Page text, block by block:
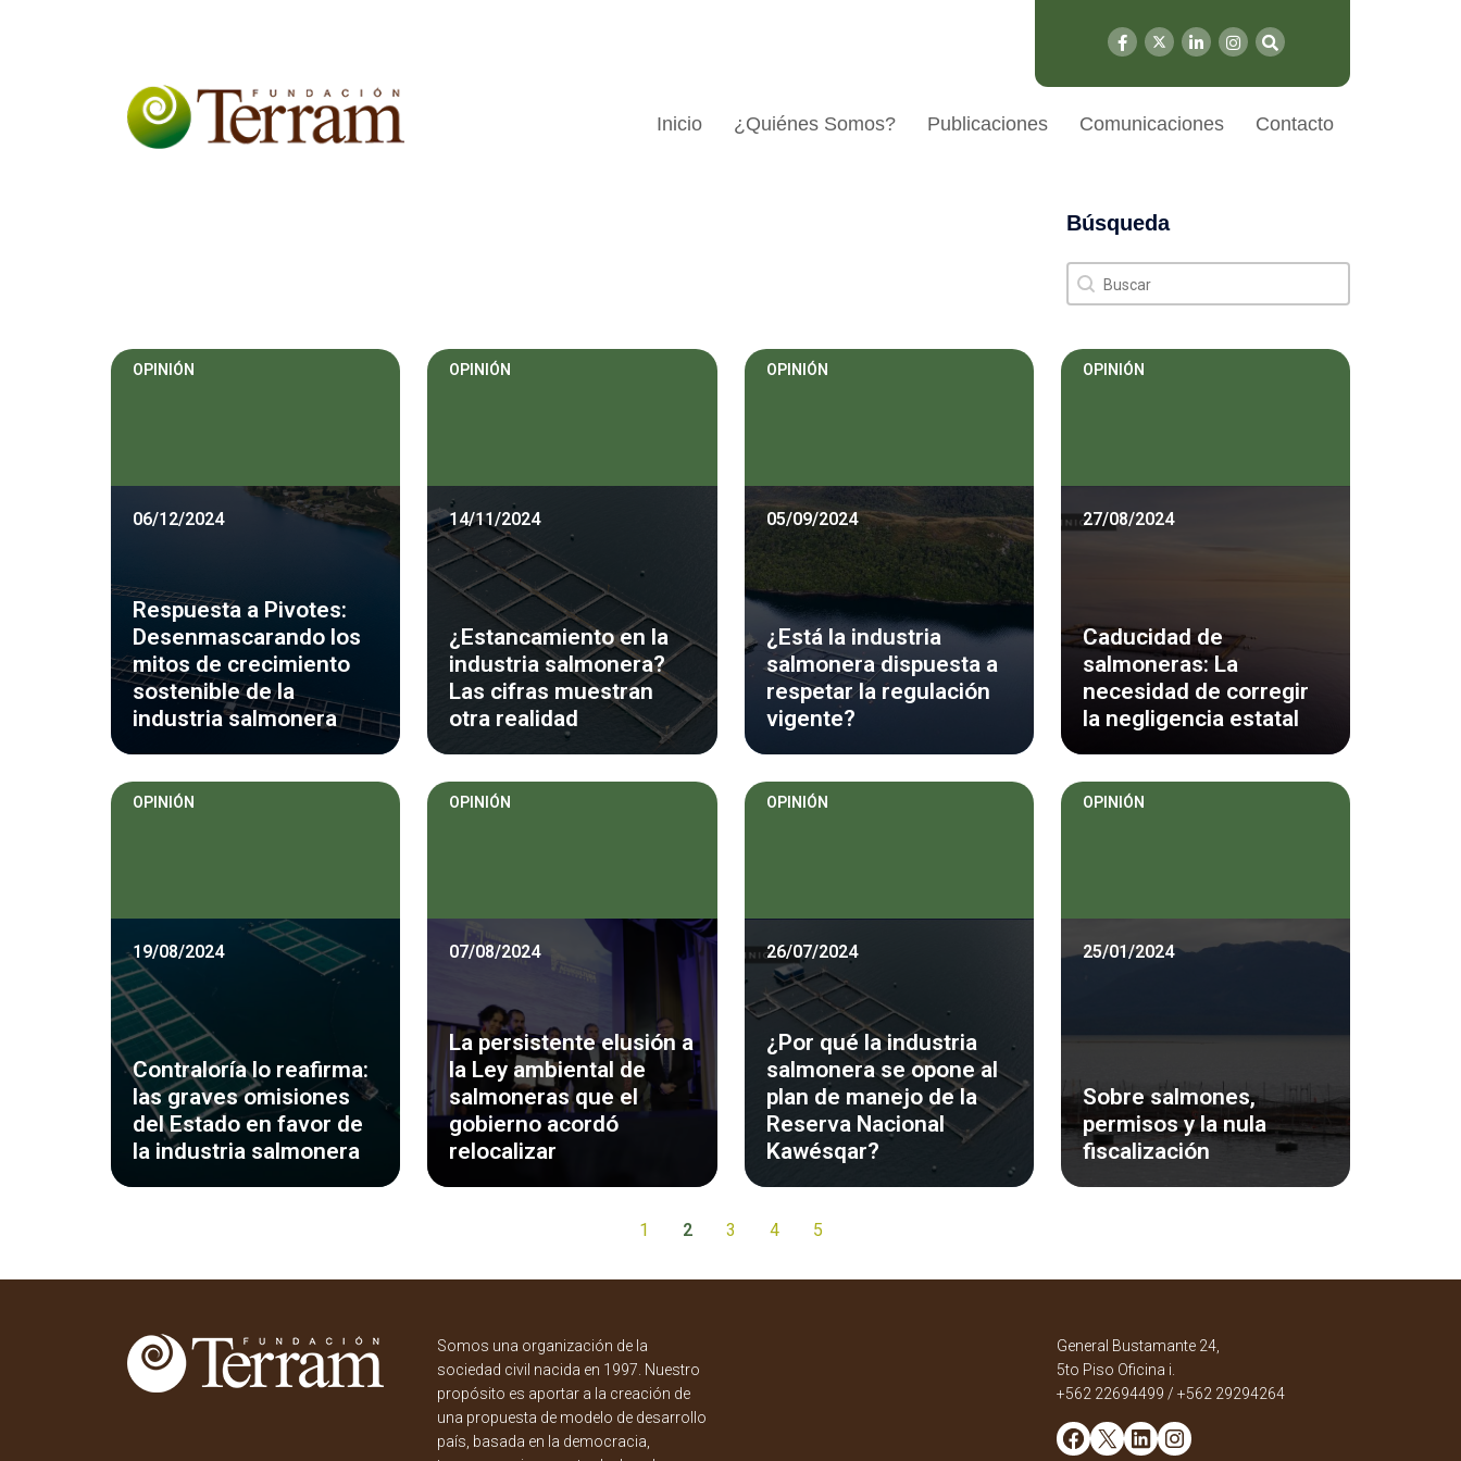
Inicio ¿Quiénes Somos? Publicaciones Comunicaciones Contacto
Búsqueda
Búsqueda
Búsqueda
OPINIÓN
06/12/2024
Respuesta a Pivotes:
Desenmascarando los
mitos de crecimiento
sostenible de la
industria salmonera
OPINIÓN
14/11/2024
¿Estancamiento en la
industria salmonera?
Las cifras muestran
otra realidad
OPINIÓN
05/09/2024
¿Está la industria
salmonera dispuesta a
respetar la regulación
vigente?
OPINIÓN
27/08/2024
Caducidad de
salmoneras: La
necesidad de corregir
la negligencia estatal
OPINIÓN
19/08/2024
Contraloría lo reafirma:
las graves omisiones
del Estado en favor de
la industria salmonera
OPINIÓN
07/08/2024
La persistente elusión a
la Ley ambiental de
salmoneras que el
gobierno acordó
relocalizar
OPINIÓN
26/07/2024
¿Por qué la industria
salmonera se opone al
plan de manejo de la
Reserva Nacional
Kawésqar?
OPINIÓN
25/01/2024
Sobre salmones,
permisos y la nula
fiscalización
1 2 3 4 5
Somos una organización de la
sociedad civil nacida en 1997. Nuestro
propósito es aportar a la creación de
una propuesta de modelo de desarrollo
país, basada en la democracia,
General Bustamante 24,
5to Piso Oficina i.
+562 22694499 / +562 29294264